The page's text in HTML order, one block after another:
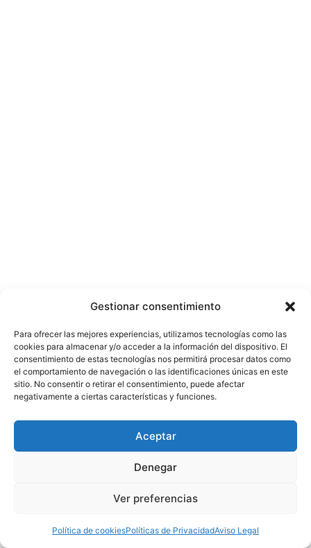
Gestionar consentimiento
Para ofrecer las mejores experiencias, utilizamos tecnologías como las
cookies para almacenar y/o acceder a la información del dispositivo. El
consentimiento de estas tecnologías nos permitirá procesar datos como
el comportamiento de navegación o las identificaciones únicas en este
sitio. No consentir o retirar el consentimiento, puede afectar
negativamente a ciertas características y funciones.
Aceptar
Denegar
Ver preferencias
Política de cookiesPolíticas de PrivacidadAviso Legal